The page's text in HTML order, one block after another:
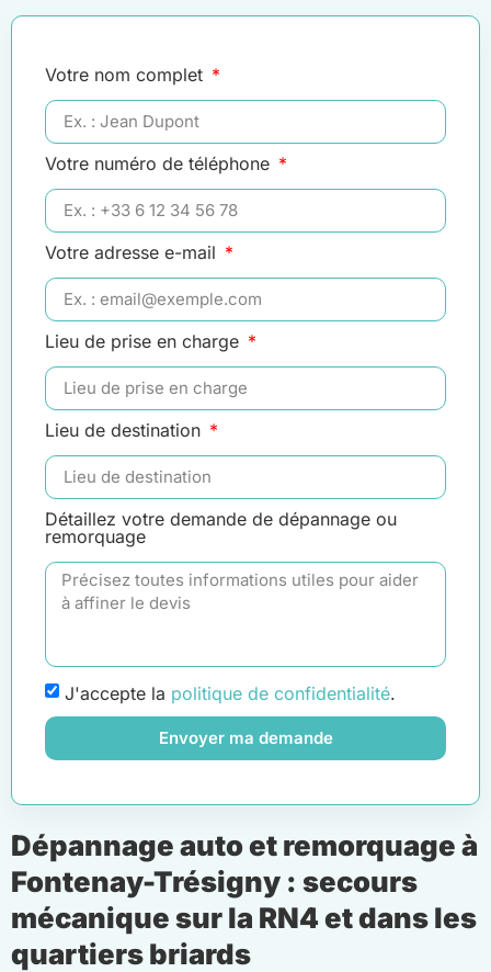
Votre nom complet
Votre numéro de téléphone
Votre adresse e-mail
Lieu de prise en charge
Lieu de destination
Détaillez votre demande de dépannage ou
remorquage
J'accepte la politique de confidentialité.
Envoyer ma demande
Dépannage auto et remorquage à
Fontenay-Trésigny : secours
mécanique sur la RN4 et dans les
quartiers briards